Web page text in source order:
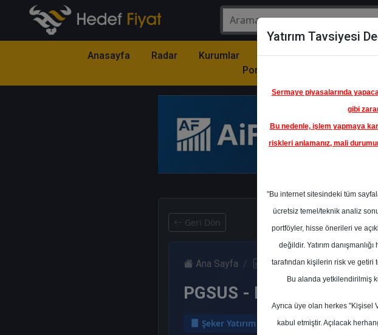
Anasayfa Radar Kurumlar
Model
Portföy
Hisse
Geri Dön
Ana Sayfa Raporlar Şeker
PGSUS - Hedef Fiyat
Şeker Yatırım 10 Kasım 2025
Yatırım Tavsiyesi
Sermaye piyasalarında
gibi
Bu nedenle, işlem yapmaya
riskleri anlamanız, mali
"Bu internet sitesindeki tüm
ücretsiz temel/teknik analiz
portföyler, hisse önerileri ve
değildir. Yatırım
tarafından kişilerin risk ve getiri
Bu alanda yetkilendirilmiş
Ayrıca üye olan herkes "Kişisel
kabul etmiştir. Açılacak